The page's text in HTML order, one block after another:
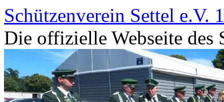
Zum
Inhalt
springen
Schützenverein Settel e.V.
Die offizielle Webseite des